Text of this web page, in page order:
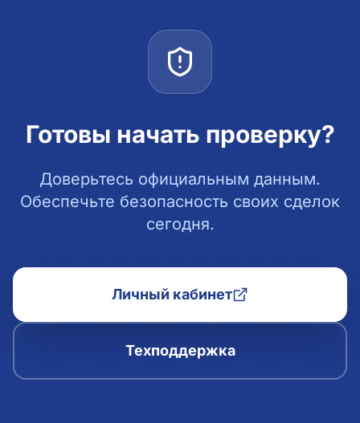
Готовы начать проверку?
Доверьтесь официальным данным.
Обеспечьте безопасность своих сделок
сегодня.
Личный кабинет
Техподдержка